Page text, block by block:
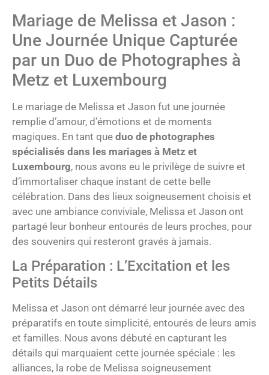
Mariage de Melissa et Jason :
Une Journée Unique Capturée
par un Duo de Photographes à
Metz et Luxembourg
Le mariage de Melissa et Jason fut une journée
remplie d’amour, d’émotions et de moments
magiques. En tant que duo de photographes
spécialisés dans les mariages à Metz et
Luxembourg, nous avons eu le privilège de suivre et
d’immortaliser chaque instant de cette belle
célébration. Dans des lieux soigneusement choisis et
avec une ambiance conviviale, Melissa et Jason ont
partagé leur bonheur entourés de leurs proches, pour
des souvenirs qui resteront gravés à jamais.
La Préparation : L’Excitation et les
Petits Détails
Melissa et Jason ont démarré leur journée avec des
préparatifs en toute simplicité, entourés de leurs amis
et familles. Nous avons débuté en capturant les
détails qui marquaient cette journée spéciale : les
alliances, la robe de Melissa soigneusement